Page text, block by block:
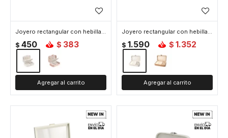
Joyero rectangular con hebilla - Chico 16x11x5cm - Beige
$ 450 $ 383
Joyero rectangular con hebilla - Grande 25x16x6cm - Beige
$ 1.590 $ 1.352